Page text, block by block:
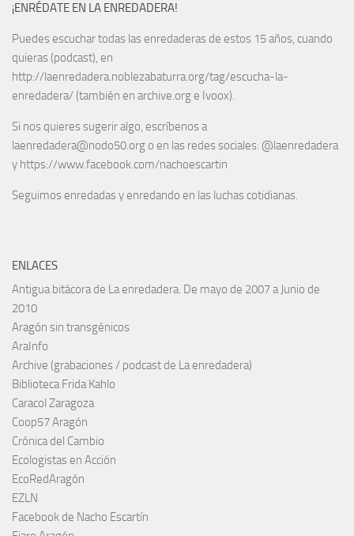
¡ENRÉDATE EN LA ENREDADERA!
Puedes escuchar todas las enredaderas de estos 15 años, cuando
quieras (podcast), en
http://laenredadera.noblezabaturra.org/tag/escucha-la-
enredadera/ (también en archive.org e Ivoox).
Si nos quieres sugerir algo, escríbenos a
laenredadera@nodo50.org o en las redes sociales: @laenredadera
y https://www.facebook.com/nachoescartin
Seguimos enredadas y enredando en las luchas cotidianas.
ENLACES
Antigua bitácora de La enredadera. De mayo de 2007 a Junio de
2010
Aragón sin transgénicos
AraInfo
Archive (grabaciones / podcast de La enredadera)
Biblioteca Frida Kahlo
Caracol Zaragoza
Coop57 Aragón
Crónica del Cambio
Ecologistas en Acción
EcoRedAragón
EZLN
Facebook de Nacho Escartín